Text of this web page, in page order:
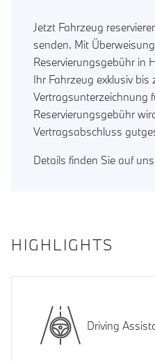
Jetzt Fahrzeug
senden. Mit
Reservierungsgebühr in
Ihr Fahrzeug exklusiv bis
Vertragsunterzeichnung
Reservierungsgebühr
Vertragsabschluss
Details finden Sie auf
HIGHLIGHTS
Driving